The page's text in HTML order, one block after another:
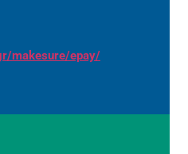
makesure/epay/